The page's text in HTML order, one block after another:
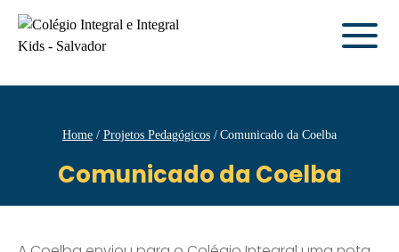
Home Projetos Pedagógicos Comunicado da Coelba
Comunicado da Coelba